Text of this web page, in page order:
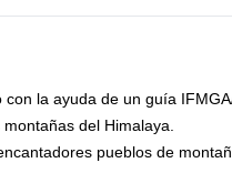
la ayuda de un guía
del Himalaya.
pueblos de